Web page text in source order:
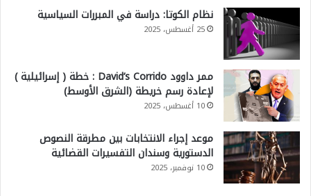
نظام الكوتا: دراسة في المبررات السياسية
25 أغسطس، 2025
ممر داوود David’s Corrido : خطة ( إسرائيلية )
لإعادة رسم خريطة (الشرق الأوسط)
10 أغسطس، 2025
موعد إجراء الانتخابات بين مطرقة النصوص
الدستورية وسندان التفسيرات القضائية
10 نوفمبر، 2025